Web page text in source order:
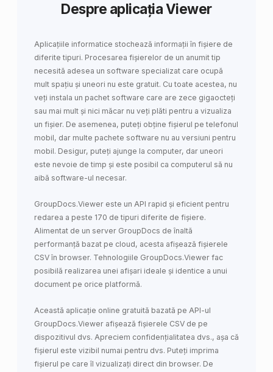
Despre aplicația Viewer
Aplicațiile informatice stochează informații în fișiere de
diferite tipuri. Procesarea fișierelor de un anumit tip
necesită adesea un software specializat care ocupă
mult spațiu și uneori nu este gratuit. Cu toate acestea, nu
veți instala un pachet software care are zece gigaocteți
sau mai mult și nici măcar nu veți plăti pentru a vizualiza
un fișier. De asemenea, puteți obține fișierul pe telefonul
mobil, dar multe pachete software nu au versiuni pentru
mobil. Desigur, puteți ajunge la computer, dar uneori
este nevoie de timp și este posibil ca computerul să nu
aibă software-ul necesar.
GroupDocs.Viewer este un API rapid și eficient pentru
redarea a peste 170 de tipuri diferite de fișiere.
Alimentat de un server GroupDocs de înaltă
performanță bazat pe cloud, acesta afișează fișierele
CSV în browser. Tehnologiile GroupDocs.Viewer fac
posibilă realizarea unei afișari ideale și identice a unui
document pe orice platformă.
Această aplicație online gratuită bazată pe API-ul
GroupDocs.Viewer afișează fișierele CSV de pe
dispozitivul dvs. Apreciem confidențialitatea dvs., așa că
fișierul este vizibil numai pentru dvs. Puteți imprima
fișierul pe care îl vizualizați direct din browser. De